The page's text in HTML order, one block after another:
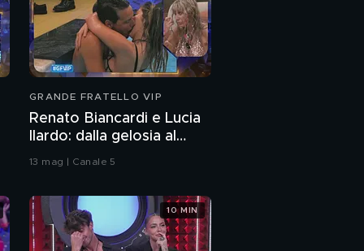
I genitori di Patrizia
Mirigliani
GRANDE FRATELLO VIP
Renato Biancardi e Lucia
Ilardo: dalla gelosia al
13 mag | Canale 5
10 MIN